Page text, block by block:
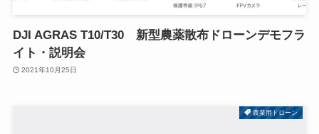
DJI AGRAS T10/T30 新型農薬散布ドローンデモフラ
イト・説明会
2021年10月25日
農業用ドローン